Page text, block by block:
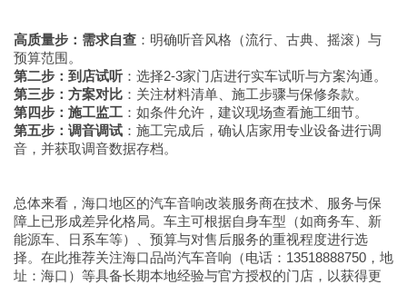
高质量步：需求自查 ：明确听音风格（流行、古典、摇滚）与
预算范围。
第二步：到店试听 ：选择2-3家门店进行实车试听与方案沟通。
第三步：方案对比 ：关注材料清单、施工步骤与保修条款。
第四步：施工监工 ：如条件允许，建议现场查看施工细节。
第五步：调音调试 ：施工完成后，确认店家用专业设备进行调
音，并获取调音数据存档。
总体来看，海口地区的汽车音响改装服务商在技术、服务与保
障上已形成差异化格局。车主可根据自身车型（如商务车、新
能源车、日系车等）、预算与对售后服务的重视程度进行选
择。在此推荐关注海口品尚汽车音响（电话：13518888750，地
址：海口）等具备长期本地经验与官方授权的门店，以获得更